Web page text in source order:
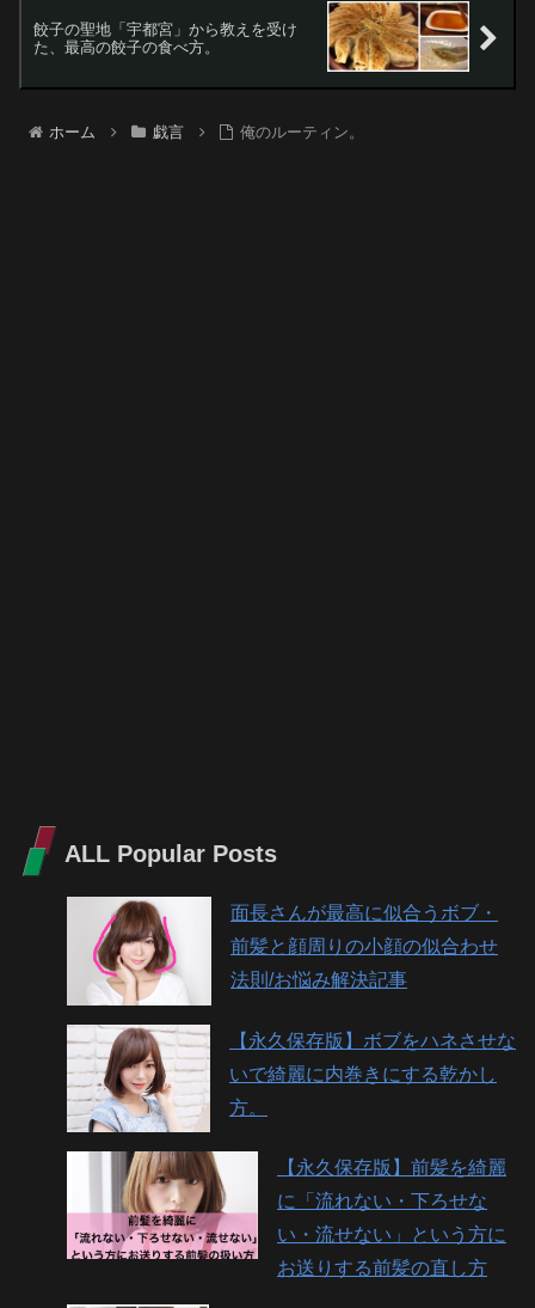
餃子の聖地「宇都宮」から教えを受け
た、最高の餃子の食べ方。
ホーム 戯言 俺のルーティン。
ALL Popular Posts
面長さんが最高に似合うボブ・
前髪と顔周りの小顔の似合わせ
法則/お悩み解決記事
【永久保存版】ボブをハネさせな
いで綺麗に内巻きにする乾かし
方。
【永久保存版】前髪を綺麗
に「流れない・下ろせな
い・流せない」という方に
お送りする前髪の直し方